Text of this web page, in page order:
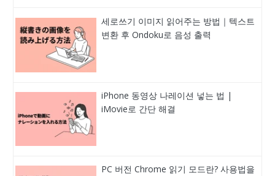
세로쓰기 이미지 읽어주는 방법｜텍스트
변환 후 Ondoku로 음성 출력
iPhone 동영상 나레이션 넣는 법 |
iMovie로 간단 해결
PC 버전 Chrome 읽기 모드란? 사용법을